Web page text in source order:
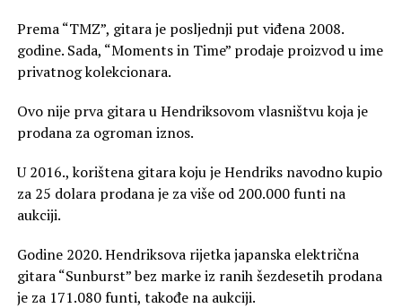
Prema “TMZ”, gitara je posljednji put viđena 2008.
godine. Sada, “Moments in Time” prodaje proizvod u ime
privatnog kolekcionara.
Ovo nije prva gitara u Hendriksovom vlasništvu koja je
prodana za ogroman iznos.
U 2016., korištena gitara koju je Hendriks navodno kupio
za 25 dolara prodana je za više od 200.000 funti na
aukciji.
Godine 2020. Hendriksova rijetka japanska električna
gitara “Sunburst” bez marke iz ranih šezdesetih prodana
je za 171.080 funti, takođe na aukciji.